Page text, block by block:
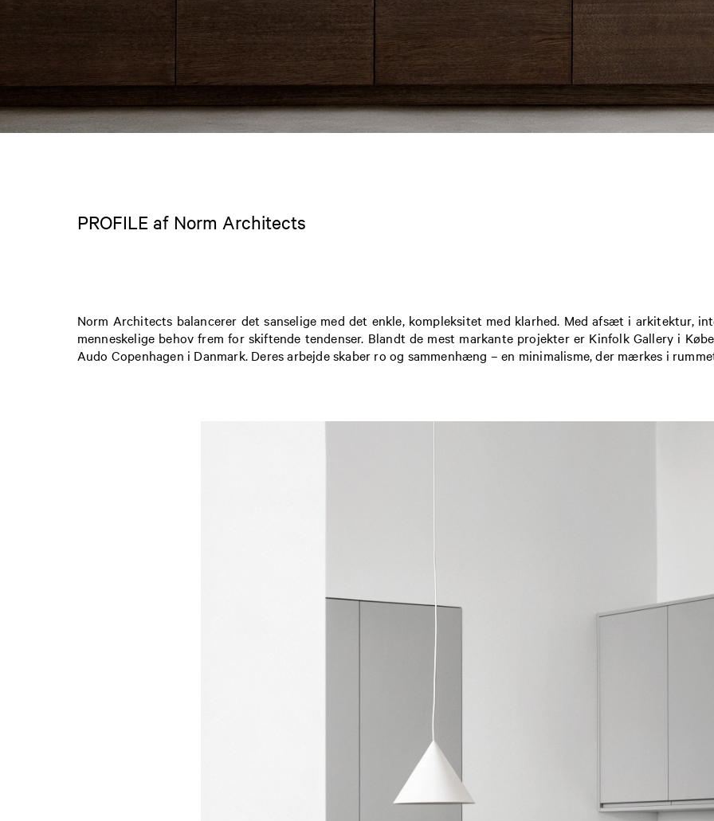
PROFILE af Norm Architects
Norm Architects balancerer det sanselige med det enkle, kompleksitet med klarhed. Med afsæt i arkitektur,
menneskelige behov frem for skiftende tendenser. Blandt de mest markante projekter er Kinfolk Gallery i
Audo Copenhagen i Danmark. Deres arbejde skaber ro og sammenhæng – en minimalisme, der mærkes i